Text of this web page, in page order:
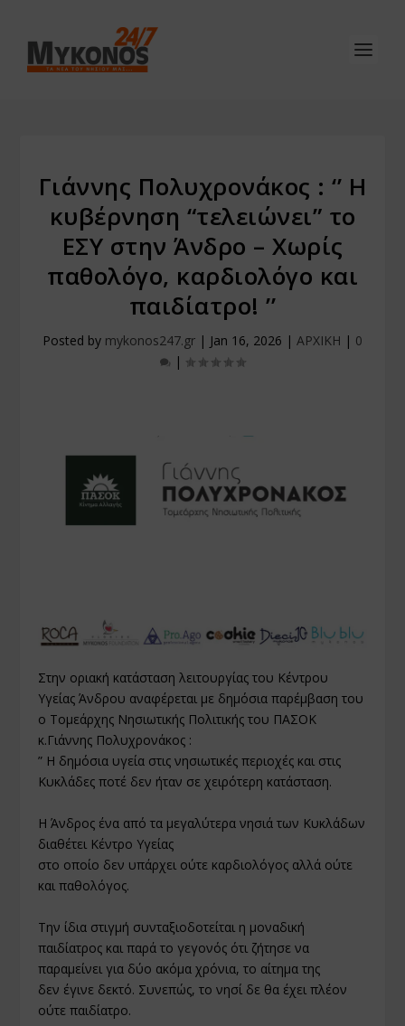
Γιάννης Πολυχρονάκος : ‘’ Η
κυβέρνηση “τελειώνει” το
ΕΣΥ στην Άνδρο – Χωρίς
παθολόγο, καρδιολόγο και
παιδίατρο! ’’
Posted by mykonos247.gr | Jan 16, 2026 | ΑΡΧΙΚΗ | 0
|
Στην οριακή κατάσταση λειτουργίας του Κέντρου
Υγείας Άνδρου αναφέρεται με δημόσια παρέμβαση του
ο Τομεάρχης Νησιωτικής Πολιτικής του ΠΑΣΟΚ
κ.Γιάννης Πολυχρονάκος :
” Η δημόσια υγεία στις νησιωτικές περιοχές και στις
Κυκλάδες ποτέ δεν ήταν σε χειρότερη κατάσταση.
Η Άνδρος ένα από τα μεγαλύτερα νησιά των Κυκλάδων
διαθέτει Κέντρο Υγείας
στο οποίο δεν υπάρχει ούτε καρδιολόγος αλλά ούτε
και παθολόγος.
Την ίδια στιγμή συνταξιοδοτείται η μοναδική
παιδίατρος και παρά το γεγονός ότι ζήτησε να
παραμείνει για δύο ακόμα χρόνια, το αίτημα της
δεν έγινε δεκτό. Συνεπώς, το νησί δε θα έχει πλέον
ούτε παιδίατρο.